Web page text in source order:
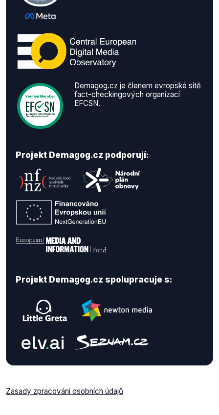
Demagog.cz je členem evropské sítě
fact-checkingových organizací
EFCSN.
Projekt Demagog.cz podporují:
Projekt Demagog.cz spolupracuje s:
Zásady zpracování osobních údajů